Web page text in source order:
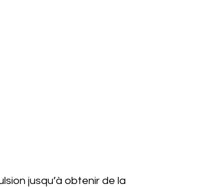
jusqu’à obtenir de la